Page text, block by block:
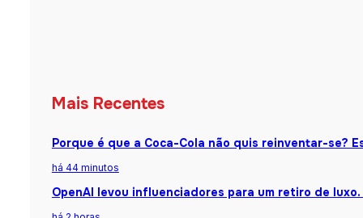
Mais Recentes
Porque é que a Coca-Cola não quis reinventar-se?
há 44 minutos
OpenAI levou influenciadores para um retiro de